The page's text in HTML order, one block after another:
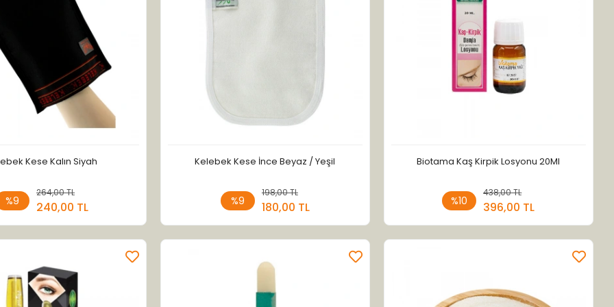
Kese Kalın Siyah
%9
264,00 TL
240,00 TL
Sepete Ekle
Kelebek Kese İnce Beyaz / Yeşil
%9
198,00 TL
180,00 TL
Sepete Ekle
Biotama Kaş Kirpik Losyonu 20Ml
%10
438,00 TL
396,00 TL
Sepete Ekle